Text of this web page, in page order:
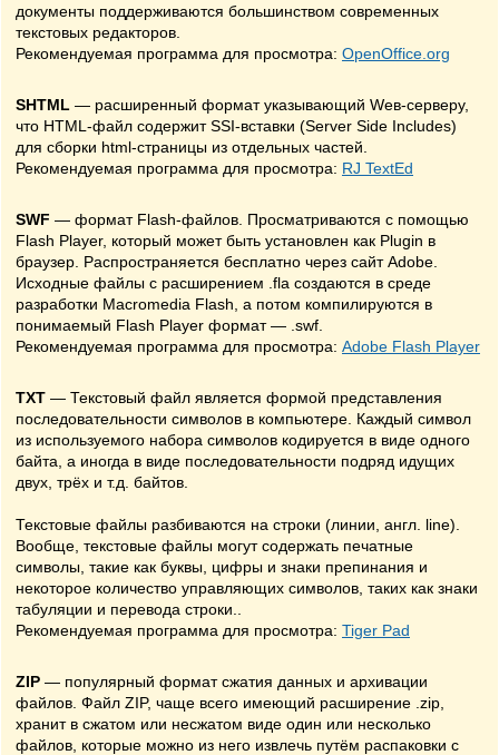
документы поддерживаются большинством современных
текстовых редакторов.
Рекомендуемая программа для просмотра: OpenOffice.org
SHTML — расширенный формат указывающий Wев-серверу,
что HTML-файл содержит SSI-вставки (Server Side Includes)
для сборки html-страницы из отдельных частей.
Рекомендуемая программа для просмотра: RJ TextEd
SWF — формат Flash-файлов. Просматриваются с помощью
Flash Player, который может быть установлен как Plugin в
браузер. Распространяется бесплатно через сайт Adobe.
Исходные файлы с расширением .fla создаются в среде
разработки Macromedia Flash, а потом компилируются в
понимаемый Flash Player формат — .swf.
Рекомендуемая программа для просмотра: Adobe Flash Player
TXT — Текстовый файл является формой представления
последовательности символов в компьютере. Каждый символ
из используемого набора символов кодируется в виде одного
байта, а иногда в виде последовательности подряд идущих
двух, трёх и т.д. байтов.
Текстовые файлы разбиваются на строки (линии, англ. line).
Вообще, текстовые файлы могут содержать печатные
символы, такие как буквы, цифры и знаки препинания и
некоторое количество управляющих символов, таких как знаки
табуляции и перевода строки..
Рекомендуемая программа для просмотра: Tiger Pad
ZIP — популярный формат сжатия данных и архивации
файлов. Файл ZIP, чаще всего имеющий расширение .zip,
хранит в сжатом или несжатом виде один или несколько
файлов, которые можно из него извлечь путём распаковки с